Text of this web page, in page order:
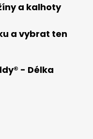
a kalhoty
a vybrat ten
- Délka